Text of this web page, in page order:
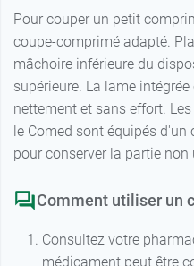
Pour couper un petit
coupe-comprimé adapté.
mâchoire inférieure du
supérieure. La lame
nettement et sans effort.
le Comed sont équipés
pour conserver la partie non
Comment utiliser un
Consultez votre
médicament peut être